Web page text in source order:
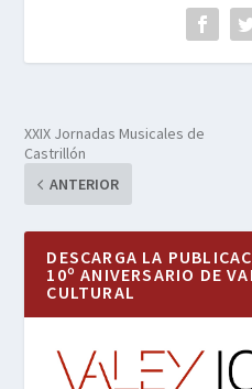
XXIX Jornadas Musicales de
Castrillón
ANTERIOR
DESCARGA LA
10º ANIVERSARIO DE
CULTURAL